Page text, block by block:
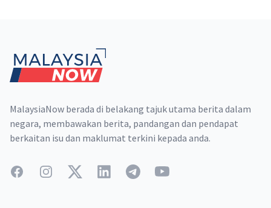
MalaysiaNow berada di belakang tajuk utama berita dalam
negara, membawakan berita, pandangan dan pendapat
berkaitan isu dan maklumat terkini kepada anda.
FacebookInstagramTwitterLinkedInTelegramYouTube